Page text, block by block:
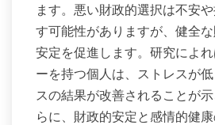
ます。悪い財政的選択は不安
す可能性がありますが、健全
安定を促進します。研究によ
ーを持つ個人は、ストレスが
スの結果が改善されることが
らに、財政的安定と感情的健